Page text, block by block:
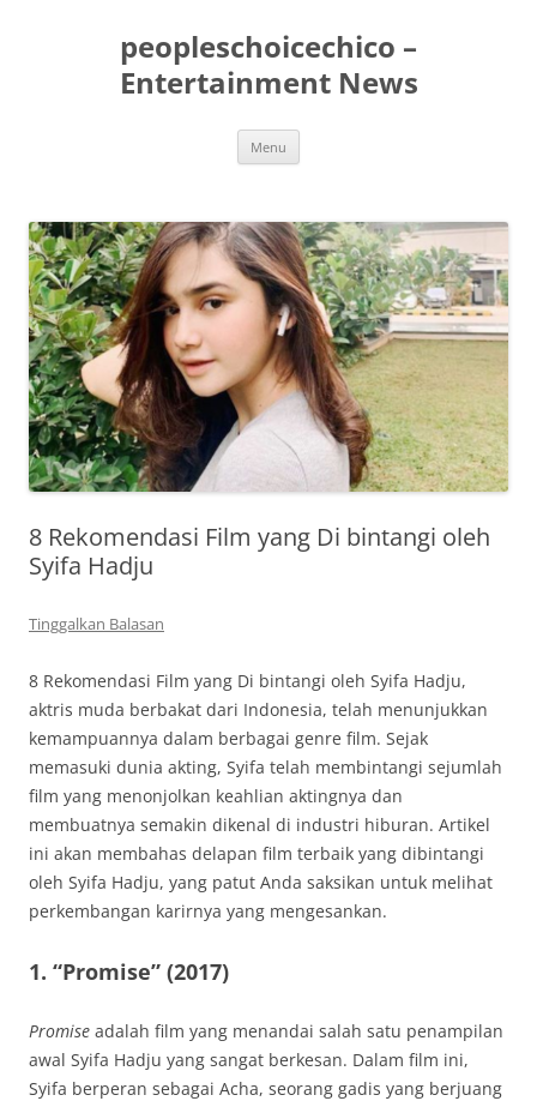
peopleschoicechico –
Entertainment News
Menu
8 Rekomendasi Film yang Di bintangi oleh
Syifa Hadju
Tinggalkan Balasan
8 Rekomendasi Film yang Di bintangi oleh Syifa Hadju,
aktris muda berbakat dari Indonesia, telah menunjukkan
kemampuannya dalam berbagai genre film. Sejak
memasuki dunia akting, Syifa telah membintangi sejumlah
film yang menonjolkan keahlian aktingnya dan
membuatnya semakin dikenal di industri hiburan. Artikel
ini akan membahas delapan film terbaik yang dibintangi
oleh Syifa Hadju, yang patut Anda saksikan untuk melihat
perkembangan karirnya yang mengesankan.
1. “Promise” (2017)
Promise adalah film yang menandai salah satu penampilan
awal Syifa Hadju yang sangat berkesan. Dalam film ini,
Syifa berperan sebagai Acha, seorang gadis yang berjuang